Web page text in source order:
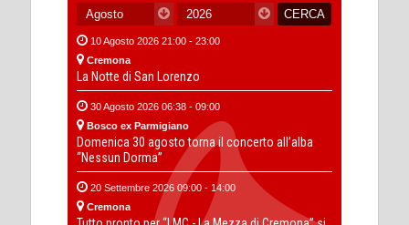
10 Agosto 2026 21:00 - 23:00
Cremona
La Notte di San Lorenzo
30 Agosto 2026 06:38 - 09:00
Bosco ex Parmigiano
Domenica 30 agosto torna il concerto all’alba
“Nessun Dorma”
20 Settembre 2026 09:00 - 14:00
Cremona